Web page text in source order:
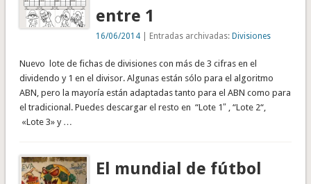
entre 1
16/06/2014 | Entradas archivadas:Divisiones
Nuevo lote de fichas de divisiones con más de 3 cifras en el
dividendo y 1 en el divisor. Algunas están sólo para el algoritmo
ABN, pero la mayoría están adaptadas tanto para el ABN como para
el tradicional. Puedes descargar el resto en “Lote 1″ , “Lote 2“,
«Lote 3» y …
El mundial de fútbol